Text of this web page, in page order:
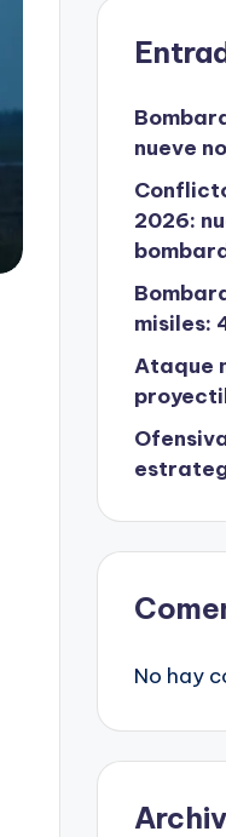
nueve
2026:
misiles:
Ataque
No hay